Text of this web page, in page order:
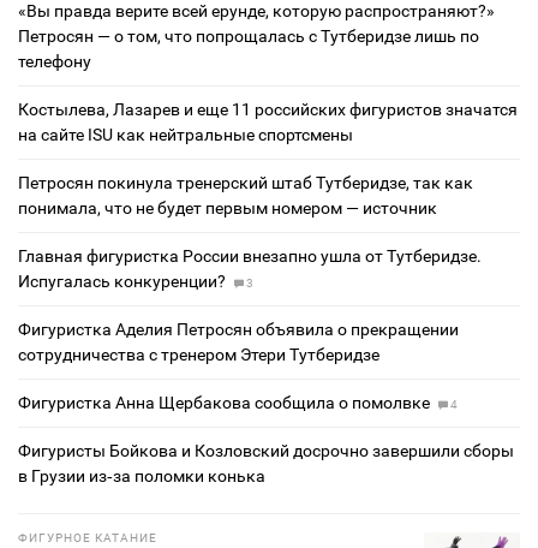
«Вы правда верите всей ерунде, которую распространяют?»
Петросян — о том, что попрощалась с Тутберидзе лишь по
телефону
Костылева, Лазарев и еще 11 российских фигуристов значатся
на сайте ISU как нейтральные спортсмены
Петросян покинула тренерский штаб Тутберидзе, так как
понимала, что не будет первым номером — источник
Главная фигуристка России внезапно ушла от Тутберидзе.
Испугалась конкуренции?
3
Фигуристка Аделия Петросян объявила о прекращении
сотрудничества с тренером Этери Тутберидзе
Фигуристка Анна Щербакова сообщила о помолвке 4
Фигуристы Бойкова и Козловский досрочно завершили сборы
в Грузии из‑за поломки конька
ФИГУРНОЕ КАТАНИЕ